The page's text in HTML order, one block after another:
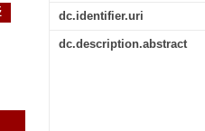
dc.identifier.uri
dc.description.abstract